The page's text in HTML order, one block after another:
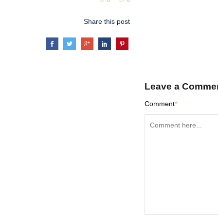
Share this post
Leave a
Comment*